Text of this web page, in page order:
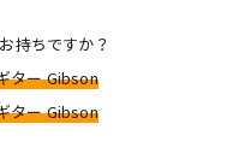
持ちですか？
ター Gibson
ター Gibson